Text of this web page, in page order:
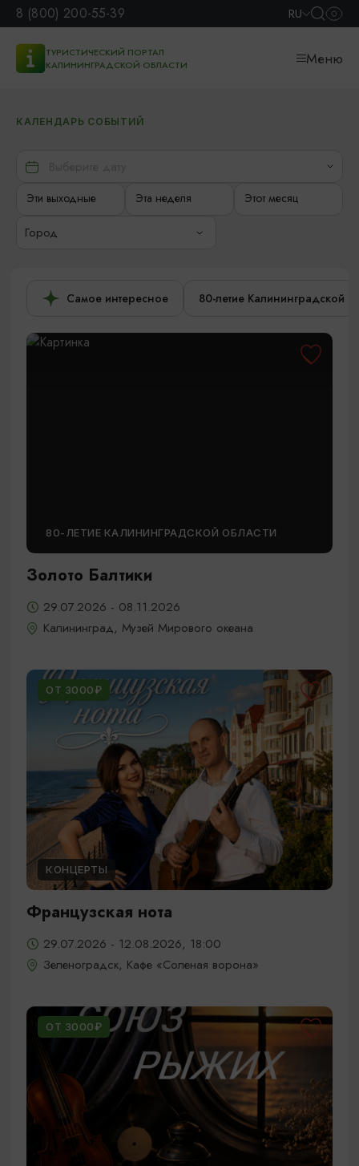
8 (800) 200-55-39 RU
ТУРИСТИЧЕСКИЙ ПОРТАЛ
КАЛИНИНГРАДСКОЙ ОБЛАСТИ
Меню
КАЛЕНДАРЬ СОБЫТИЙ
Эти выходные Эта неделя Этот месяц
Город
Самое интересное 80-летие Калининградской
80-ЛЕТИЕ КАЛИНИНГРАДСКОЙ ОБЛАСТИ
Золото Балтики
29.07.2026 - 08.11.2026
Калининград, Музей Мирового океана
ОТ 3000₽
КОНЦЕРТЫ
Французская нота
29.07.2026 - 12.08.2026, 18:00
Зеленоградск, Кафе «Соленая ворона»
ОТ 3000₽